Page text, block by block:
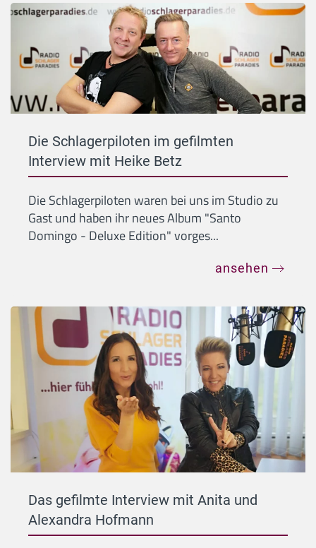
Die Schlagerpiloten im gefilmten
Interview mit Heike Betz
Die Schlagerpiloten waren bei uns im Studio zu
Gast und haben ihr neues Album "Santo
Domingo - Deluxe Edition" vorges...
ansehen
Das gefilmte Interview mit Anita und
Alexandra Hofmann